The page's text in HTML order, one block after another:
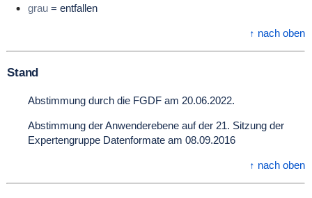
grau= entfallen
↑ nach oben
Stand
Abstimmung durch die FGDF am 20.06.2022.
Abstimmung der Anwenderebene auf der 21. Sitzung der
Expertengruppe Datenformate am 08.09.2016
↑ nach oben